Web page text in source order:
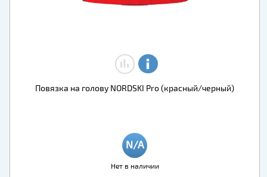
Повязка на голову NORDSKI Pro (красный/черный)
Нет в наличии